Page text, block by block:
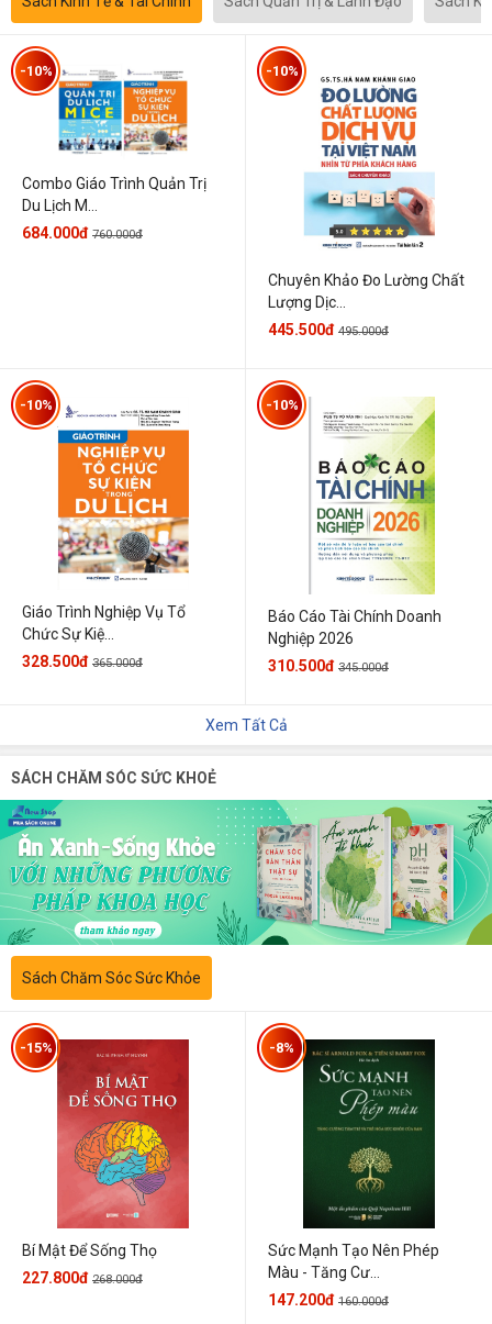
Combo Giáo Trình Quản Trị
Du Lịch M...
-10%
684.000đ 760.000đ
Chuyên Khảo Đo Lường Chất
Lượng Dịc...
-10%
445.500đ 495.000đ
Giáo Trình Nghiệp Vụ Tổ
Chức Sự Kiệ...
-10%
328.500đ 365.000đ
Báo Cáo Tài Chính Doanh
Nghiệp 2026
-10%
310.500đ 345.000đ
Xem Tất Cả
SÁCH CHĂM SÓC SỨC KHOẺ
Sách Chăm Sóc Sức Khỏe
Bí Mật Để Sống Thọ
-15%
227.800đ 268.000đ
Sức Mạnh Tạo Nên Phép
Màu - Tăng Cư...
-8%
147.200đ 160.000đ